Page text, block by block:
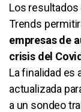
Los resultados
Trends
empresas de
crisis del
La finalidad es
actualizada
a un sondeo